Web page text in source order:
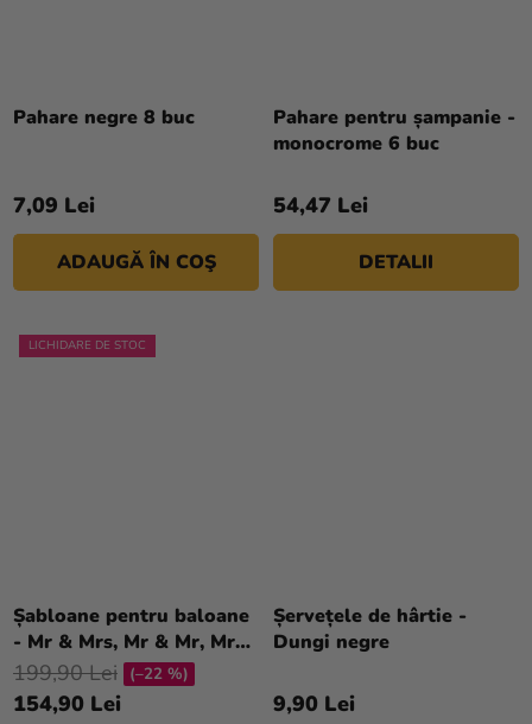
Pahare negre 8 buc
7,09 Lei
ADAUGĂ ÎN COŞ
Pahare pentru șampanie -
monocrome 6 buc
a
produsului
5
54,47 Lei
DETALII
LICHIDARE DE STOC
Șabloane pentru baloane
- Mr & Mrs, Mr & Mr, Mrs
& Mrs
154,90 Lei
199,90 Lei (–22 %)
Șervețele de hârtie -
Dungi negre
9,90 Lei